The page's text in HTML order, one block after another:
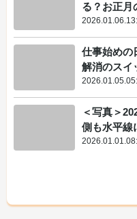
る？お正月
仕事始めの
解消のスイ
＜写真＞
側も水平線